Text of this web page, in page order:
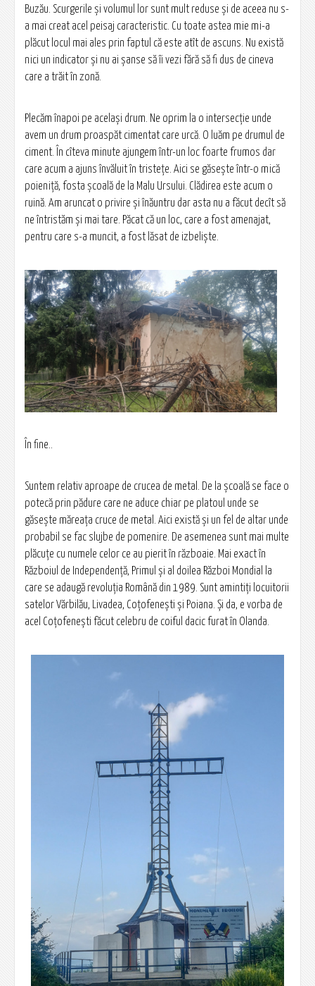
Buzău. Scurgerile și volumul lor sunt mult reduse și de aceea nu s-
a mai creat acel peisaj caracteristic. Cu toate astea mie mi-a
plăcut locul mai ales prin faptul că este atît de ascuns. Nu există
nici un indicator și nu ai șanse să îi vezi fără să fi dus de cineva
care a trăit în zonă.
Plecăm înapoi pe același drum. Ne oprim la o intersecție unde
avem un drum proaspăt cimentat care urcă. O luăm pe drumul de
ciment. În cîteva minute ajungem într-un loc foarte frumos dar
care acum a ajuns învăluit în tristețe. Aici se găsește într-o mică
poieniță, fosta școală de la Malu Ursului. Clădirea este acum o
ruină. Am aruncat o privire și înăuntru dar asta nu a făcut decît să
ne întristăm și mai tare. Păcat că un loc, care a fost amenajat,
pentru care s-a muncit, a fost lăsat de izbeliște.
În fine..
Suntem relativ aproape de crucea de metal. De la școală se face o
potecă prin pădure care ne aduce chiar pe platoul unde se
găsește măreața cruce de metal. Aici există și un fel de altar unde
probabil se fac slujbe de pomenire. De asemenea sunt mai multe
plăcuțe cu numele celor ce au pierit în războaie. Mai exact în
Războiul de Independență, Primul și al doilea Război Mondial la
care se adaugă revoluția Română din 1989. Sunt amintiți locuitorii
satelor Vărbilău, Livadea, Coțofenești și Poiana. Și da, e vorba de
acel Coțofenești făcut celebru de coiful dacic furat în Olanda.